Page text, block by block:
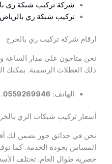
شركة تركيب شبكة ري
تركيب شبكة ري بالرياض
ارقام شركة تركيب ري بالخرج
نحن متاحون على مدار الساعة
ذلك العطلات الرسمية. يمكنك
الهاتف: 0559269946
.
أسعار تركيب شبكات الري
نحن في حدائق حور نضمن لك
المساس بجودة الخدمة. كما
حصرية طوال العام. تختلف